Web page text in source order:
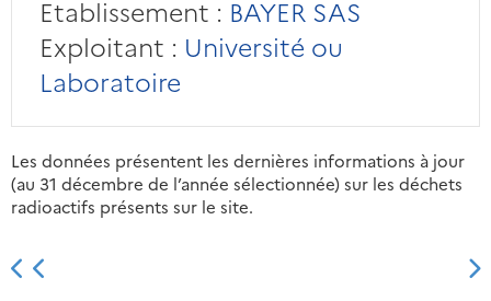
Etablissement : BAYER SAS
Exploitant : Université ou
Laboratoire
Les données présentent les dernières informations à jour
(au 31 décembre de l’année sélectionnée) sur les déchets
radioactifs présents sur le site.